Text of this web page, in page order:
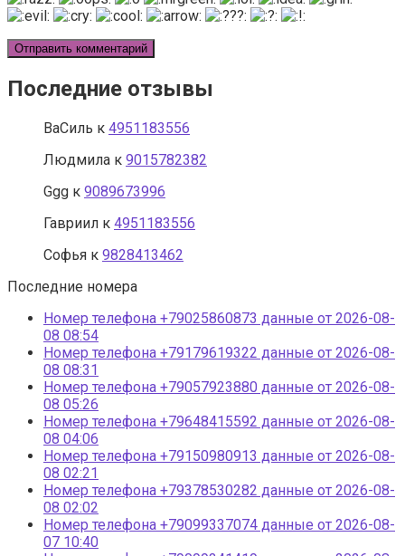
Последние отзывы
ВаСиль к 4951183556
Людмила к 9015782382
Ggg к 9089673996
Гавриил к 4951183556
Софья к 9828413462
Последние номера
Номер телефона +79025860873 данные от 2026-08-
08 08:54
Номер телефона +79179619322 данные от 2026-08-
08 08:31
Номер телефона +79057923880 данные от 2026-08-
08 05:26
Номер телефона +79648415592 данные от 2026-08-
08 04:06
Номер телефона +79150980913 данные от 2026-08-
08 02:21
Номер телефона +79378530282 данные от 2026-08-
08 02:02
Номер телефона +79099337074 данные от 2026-08-
07 10:40